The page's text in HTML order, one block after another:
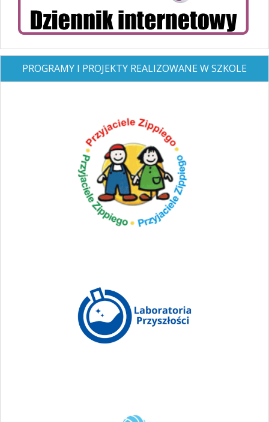
PROGRAMY I PROJEKTY REALIZOWANE W SZKOLE